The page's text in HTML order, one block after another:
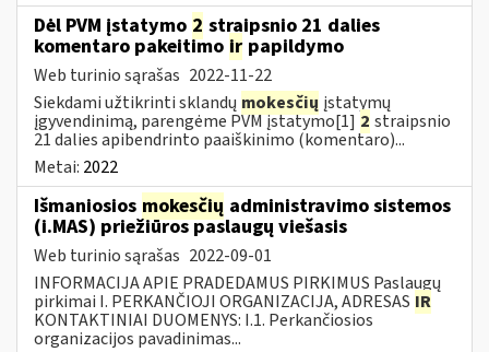
Dėl PVM įstatymo 2 straipsnio 21 dalies
komentaro pakeitimo ir papildymo
Web turinio sąrašas 2022-11-22
Siekdami užtikrinti sklandų mokesčių įstatymų
įgyvendinimą, parengėme PVM įstatymo[1] 2 straipsnio
21 dalies apibendrinto paaiškinimo (komentaro)...
Metai: 2022
Išmaniosios mokesčių administravimo sistemos
(i.MAS) priežiūros paslaugų viešasis
Web turinio sąrašas 2022-09-01
INFORMACIJA APIE PRADEDAMUS PIRKIMUS Paslaugų
pirkimai I. PERKANČIOJI ORGANIZACIJA, ADRESAS IR
KONTAKTINIAI DUOMENYS: I.1. Perkančiosios
organizacijos pavadinimas...